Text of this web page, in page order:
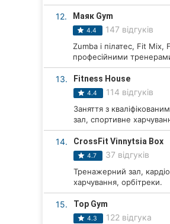
Івано-Франківськ
Ужгород
12. Маяк Gym
4.4 147 відгуків
Zumba і пілатес, Fit Mix,
професійними
13. Fitness House
4.4 114 відгуків
Заняття з
зал, спортивне
14. CrossFit Vinnytsia Box
4.7 37 відгуків
Тренажерний зал,
харчування, орбітреки.
15. Top Gym
4.3 122 відгука